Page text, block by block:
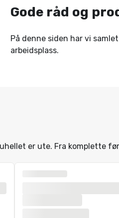
Gode råd og
På denne siden har vi
arbeidsplass.
er ute. Fra komplette